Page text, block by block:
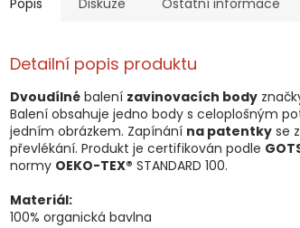
Popis Diskuze Ostatní informace
Detailní popis produktu
Dvoudílné balení zavinovacích body
Balení obsahuje jedno body s celoplošným
jedním obrázkem. Zapínání na patentky se
převlékání. Produkt je certifikován podle
normy OEKO-TEX® STANDARD 100.
Materiál:
100% organická bavlna